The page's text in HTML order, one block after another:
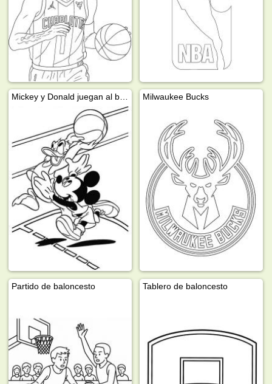
Mickey y Donald juegan al baloncesto Milwaukee Bucks
Partido de baloncesto Tablero de baloncesto